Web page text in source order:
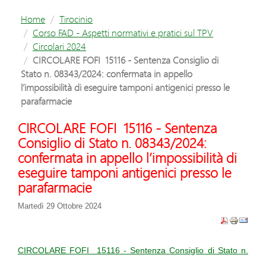
Home
Tirocinio
Corso FAD - Aspetti normativi e pratici sul TPV
Circolari 2024
CIRCOLARE FOFI 15116 - Sentenza Consiglio di
Stato n. 08343/2024: confermata in appello
l’impossibilità di eseguire tamponi antigenici presso le
parafarmacie
CIRCOLARE FOFI 15116 - Sentenza
Consiglio di Stato n. 08343/2024:
confermata in appello l’impossibilità di
eseguire tamponi antigenici presso le
parafarmacie
Martedì 29 Ottobre 2024
CIRCOLARE FOFI 15116 - Sentenza Consiglio di Stato n.